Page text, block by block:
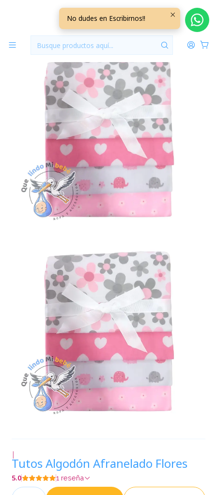
Tutitos Tutos Algodón Afranelado Flores
|
Tutos Algodón Afranelado Flores
5.0 1 reseña
No dudes en Escribirnos!!